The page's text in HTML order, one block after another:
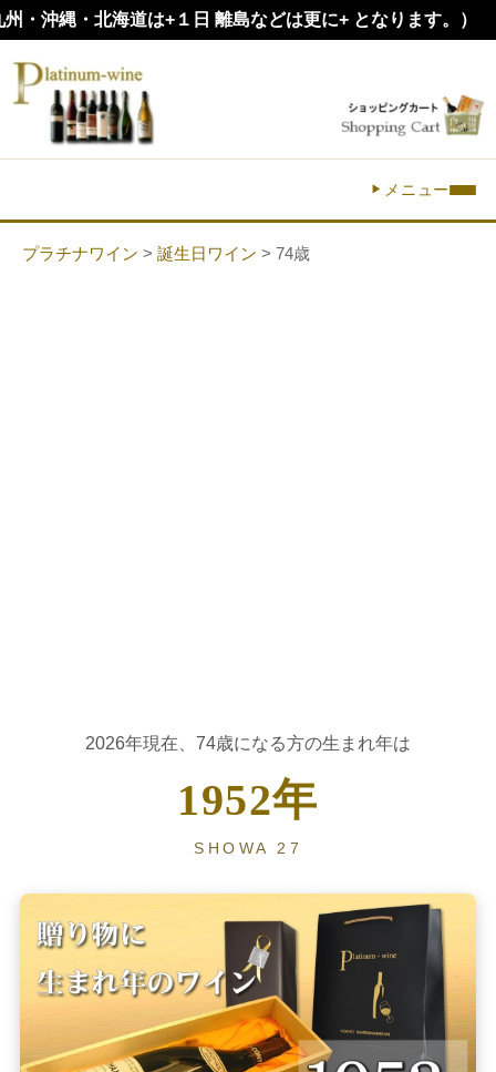
・北海道は+１日 離島などは更に+ となります。）
メニュー
プラチナワイン > 誕生日ワイン > 74歳
2026年現在、74歳になる方の生まれ年は
1952年
SHOWA 27